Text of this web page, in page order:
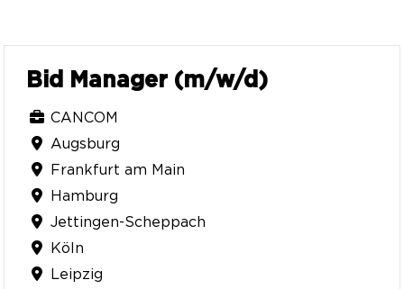
Bid Manager (m/w/d)
CANCOM
Augsburg
Frankfurt am Main
Hamburg
Jettingen-Scheppach
Köln
Leipzig